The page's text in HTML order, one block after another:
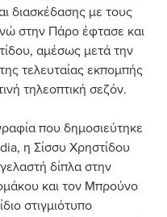
διασκέδασης με τους
στην Πάρο έφτασε και
αμέσως μετά την
τελευταίας εκπομπής
τηλεοπτική σεζόν.
που δημοσιεύτηκε
η Σίσσυ Χρηστίδου
δίπλα στην
και τον Μπρούνο
στιγμιότυπο